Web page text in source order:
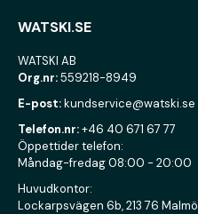
WATSKI.SE
WATSKI AB
Org.nr:559218-8949
E-post:kundservice@watski.se
Telefon.nr:+46 40 671 67 77
Öppettider telefon:
Måndag-fredag 08:00 - 20:00
Huvudkontor:
Lockarpsvägen 6b, 213 76 Malmö